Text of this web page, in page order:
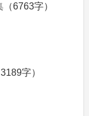
6763字）
字）